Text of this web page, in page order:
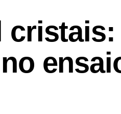
cristais: